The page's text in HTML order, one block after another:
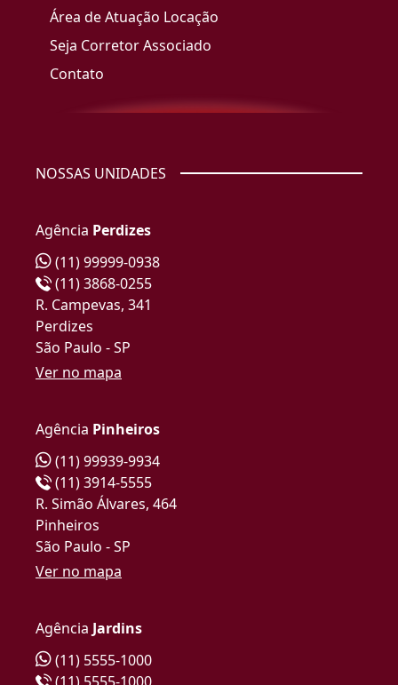
Área de Atuação Locação
Seja Corretor Associado
Contato
NOSSAS UNIDADES
Agência Perdizes
(11) 99999-0938
(11) 3868-0255
R. Campevas, 341
Perdizes
São Paulo - SP
Ver no mapa
Agência Pinheiros
(11) 99939-9934
(11) 3914-5555
R. Simão Álvares, 464
Pinheiros
São Paulo - SP
Ver no mapa
Agência Jardins
(11) 5555-1000